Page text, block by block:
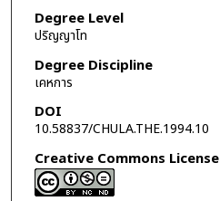
Degree Level
ปริญญาโท
Degree Discipline
เคหการ
DOI
10.58837/CHULA.THE.1994.10
Creative Commons License